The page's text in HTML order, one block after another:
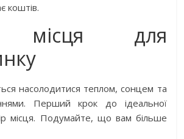
коштів.
місця для
насолодитися теплом, сонцем та
Перший крок до ідеальної
місця. Подумайте, що вам більше